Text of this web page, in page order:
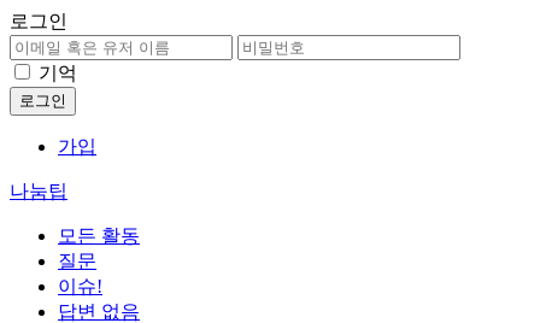
로그인
기억
가입
나눔팁
모든 활동
질문
이슈!
답변 없음